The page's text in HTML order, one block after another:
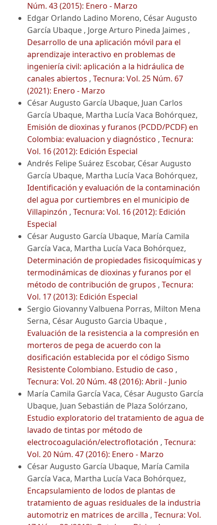
Núm. 43 (2015): Enero - Marzo
Edgar Orlando Ladino Moreno, César Augusto
García Ubaque , Jorge Arturo Pineda Jaimes ,
Desarrollo de una aplicación móvil para el
aprendizaje interactivo en problemas de
ingeniería civil: aplicación a la hidráulica de
canales abiertos , Tecnura: Vol. 25 Núm. 67
(2021): Enero - Marzo
César Augusto García Ubaque, Juan Carlos
García Ubaque, Martha Lucía Vaca Bohórquez,
Emisión de dioxinas y furanos (PCDD/PCDF) en
Colombia: evaluacion y diagnóstico , Tecnura:
Vol. 16 (2012): Edición Especial
Andrés Felipe Suárez Escobar, César Augusto
García Ubaque, Martha Lucía Vaca Bohórquez,
Identificación y evaluación de la contaminación
del agua por curtiembres en el municipio de
Villapinzón , Tecnura: Vol. 16 (2012): Edición
Especial
César Augusto García Ubaque, María Camila
García Vaca, Martha Lucía Vaca Bohórquez,
Determinación de propiedades fisicoquímicas y
termodinámicas de dioxinas y furanos por el
método de contribución de grupos , Tecnura:
Vol. 17 (2013): Edición Especial
Sergio Giovanny Valbuena Porras, Milton Mena
Serna, César Augusto Garcia Ubaque ,
Evaluación de la resistencia a la compresión en
morteros de pega de acuerdo con la
dosificación establecida por el código Sismo
Resistente Colombiano. Estudio de caso ,
Tecnura: Vol. 20 Núm. 48 (2016): Abril - Junio
María Camila García Vaca, César Augusto García
Ubaque, Juan Sebastián de Plaza Solórzano,
Estudio exploratorio del tratamiento de agua de
lavado de tintas por método de
electrocoagulación/electroflotación , Tecnura:
Vol. 20 Núm. 47 (2016): Enero - Marzo
César Augusto García Ubaque, María Camila
García Vaca, Martha Lucía Vaca Bohórquez,
Encapsulamiento de lodos de plantas de
tratamiento de aguas residuales de la industria
automotriz en matrices de arcilla , Tecnura: Vol.